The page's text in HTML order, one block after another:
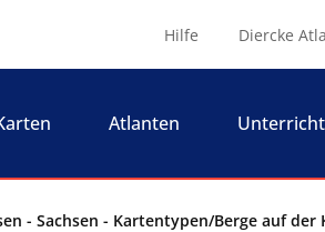
Hilfe Diercke
Atlanten Unterricht
- Sachsen - Kartentypen/Berge auf der